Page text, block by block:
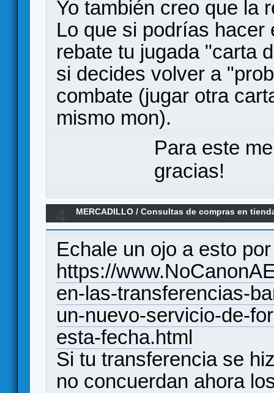
Yo también creo que la
Lo que si podrías hacer
rebate tu jugada "carta
si decides volver a
combate (jugar otra
mismo mon).
Para este
gracias!
MERCADILLO /Consultas de compras en
equivocada
Echale un ojo a esto
https://
en-las-transferencias-
un-nuevo-servicio-de-
esta-fecha.html
Si tu transferencia se
no concuerdan ahora